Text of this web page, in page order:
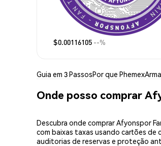
$0.00116105 --%
Guia em 3 PassosPor que Phemex
Onde posso comprar
Descubra onde comprar Afyonspor
com baixas taxas usando cartões
auditorias de reservas e proteção